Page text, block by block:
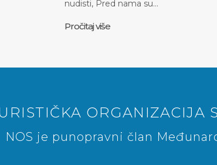
nudisti, Pred nama su…
Pročitaj više
ORGANIZACIJA
NOS je punopravni član